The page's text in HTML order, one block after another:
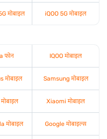
मोबाइल iQOO 5G मोबाइल
फोन IQOO मोबाइल
मोबाइल Samsung मोबाइल
Xiaomi मोबाइल
मोबाइल Google मोबाइल्स